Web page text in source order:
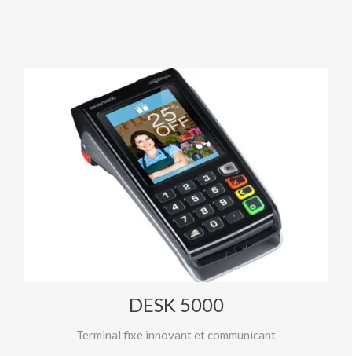
DESK 5000
Terminal fixe innovant et communicant